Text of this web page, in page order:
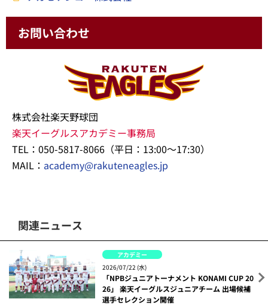
お問い合わせ
株式会社楽天野球団
楽天イーグルスアカデミー事務局
TEL：050-5817-8066（平日：13:00～17:30）
MAIL： academy@rakuteneagles.jp
関連ニュース
アカデミー
2026/07/22 (水)
「NPBジュニアトーナメント KONAMI CUP 20
26」 楽天イーグルスジュニアチーム 出場候補
選手セレクション開催